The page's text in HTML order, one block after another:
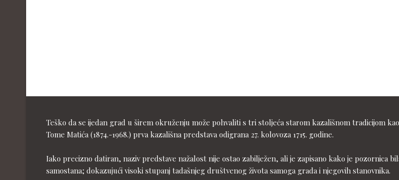
Teško da se ijedan grad u širem okruženju može pohvaliti s tri stoljeća starom kazališnom tradicijom
Tome Matića (1874.-1968.) prva kazališna predstava odigrana 27. kolovoza 1715. godine.
Iako precizno datiran, naziv predstave nažalost nije ostao zabilježen, ali je zapisano kako je pozornica
samostana; dokazujući visoki stupanj tadašnjeg društvenog života samoga grada i njegovih stanovnika.